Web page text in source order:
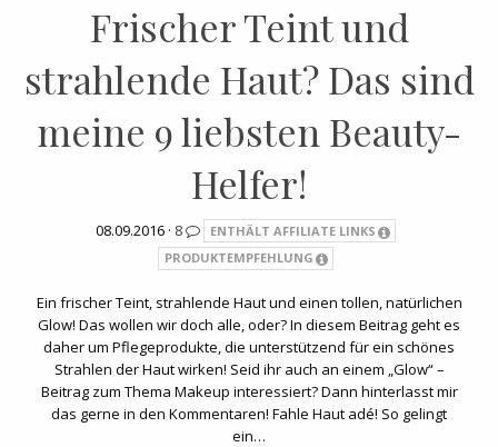
Frischer Teint und
strahlende Haut? Das sind
meine 9 liebsten Beauty-
Helfer!
08.09.2016 · 8
ENTHÄLT AFFILIATE LINKS
PRODUKTEMPFEHLUNG
Ein frischer Teint, strahlende Haut und einen tollen, natürlichen
Glow! Das wollen wir doch alle, oder? In diesem Beitrag geht es
daher um Pflegeprodukte, die unterstützend für ein schönes
Strahlen der Haut wirken! Seid ihr auch an einem „Glow“ –
Beitrag zum Thema Makeup interessiert? Dann hinterlasst mir
das gerne in den Kommentaren! Fahle Haut adé! So gelingt
ein…